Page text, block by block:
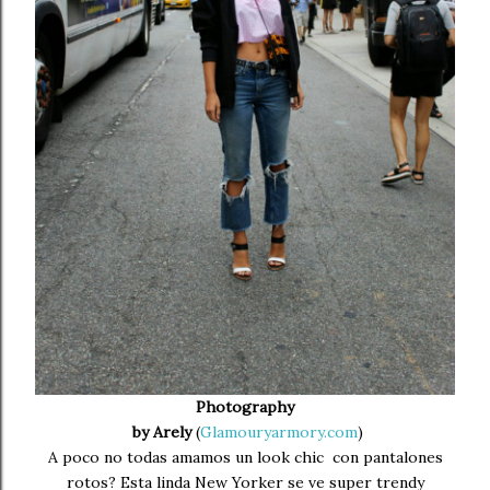
Photography
by Arely(Glamouryarmory.com)
A poco no todas amamos un look chic con pantalones
rotos? Esta linda New Yorker se ve super trendy